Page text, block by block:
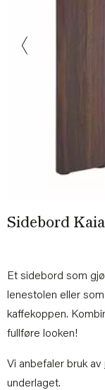
Sidebord
Et sidebord som
lenestolen eller
kaffekoppen.
fullføre looken!
Vi anbefaler bruk av
underlaget.